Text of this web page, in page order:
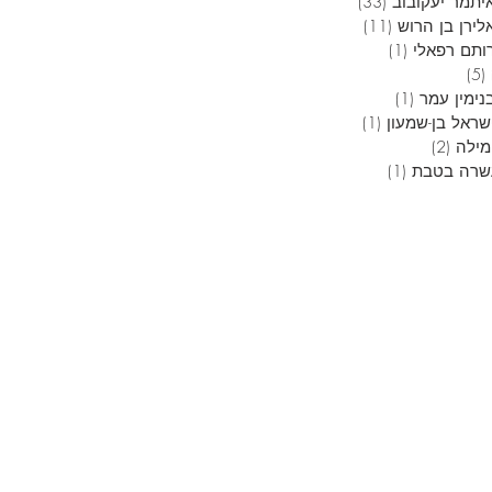
בן הרוש (11)
רפאלי (1)
(5)
עמר (1)
בן-שמעון (1)
(2)
בטבת (1)